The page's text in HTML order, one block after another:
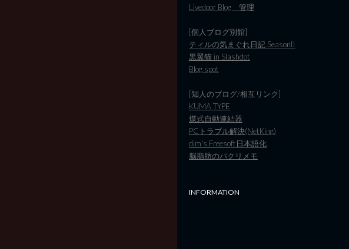
Livedoor Blog 管理
[個人ブログ別館]
ティルの気まぐれ日記 SeasonII
黒翼猫 in Slashdot
Blog spot
[知人のブログ/相互リンク]
KUMA TYPE
煤式自動連結器
PCトラブル解決(NetKing)
dim's Freesoft日本語化
脳脂肪のパクリメモ
INFORMATION